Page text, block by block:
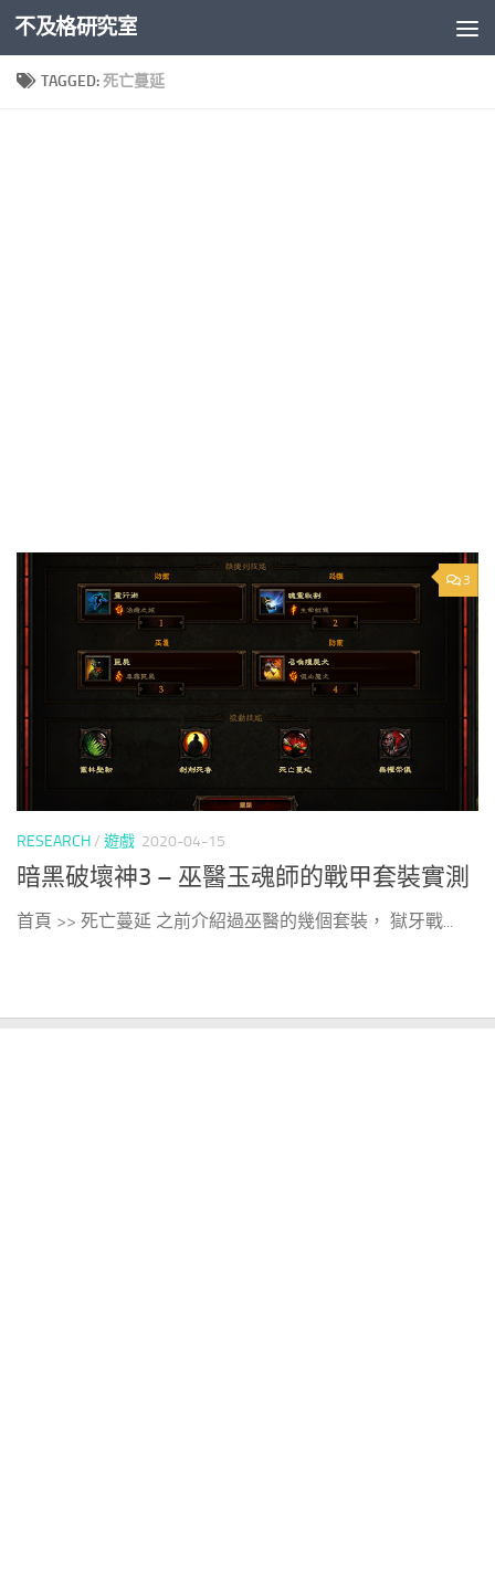
Skip to content
不及格研究室
TAGGED:死亡蔓延
3
RESEARCH/ 遊戲 2020-04-15
暗黑破壞神3 – 巫醫玉魂師的戰甲套裝實測
首頁 >> 死亡蔓延 之前介紹過巫醫的幾個套裝， 獄牙戰...